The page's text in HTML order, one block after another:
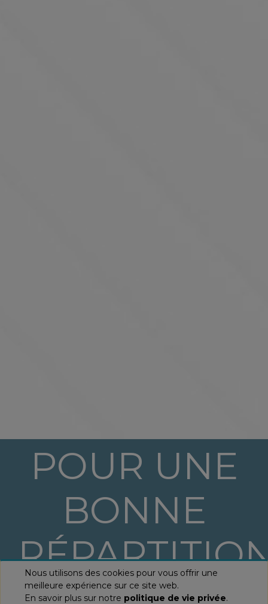
POUR UNE
BONNE
Nous utilisons des cookies pour vous offrir une
meilleure expérience sur ce site web.
En savoir plus sur notre politique de vie privée.